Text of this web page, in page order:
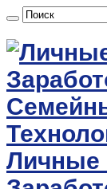
Личные